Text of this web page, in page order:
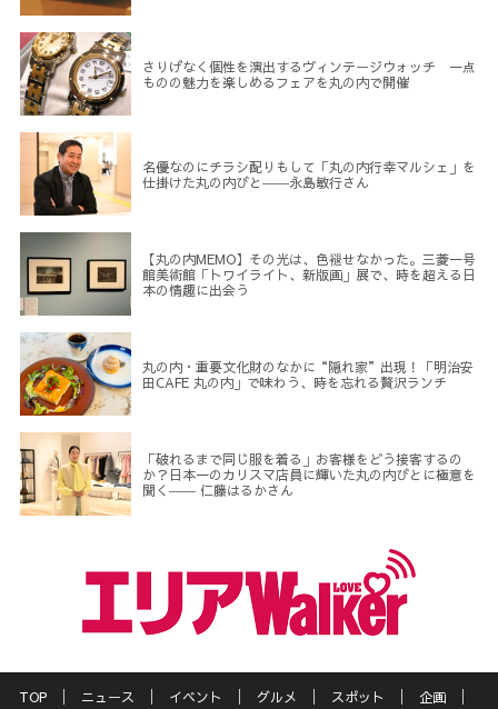
さりげなく個性を演出するヴィンテージウォッチ 一点
ものの魅力を楽しめるフェアを丸の内で開催
名優なのにチラシ配りもして「丸の内行幸マルシェ」を
仕掛けた丸の内びと――永島敏行さん
【丸の内MEMO】その光は、色褪せなかった。三菱一号
館美術館「トワイライト、新版画」展で、時を超える日
本の情趣に出会う
丸の内・重要文化財のなかに“隠れ家”出現！「明治安
田CAFE 丸の内」で味わう、時を忘れる贅沢ランチ
「破れるまで同じ服を着る」お客様をどう接客するの
か？日本一のカリスマ店員に輝いた丸の内びとに極意を
聞く―― 仁藤はるかさん
TOP ニュース イベント グルメ スポット 企画